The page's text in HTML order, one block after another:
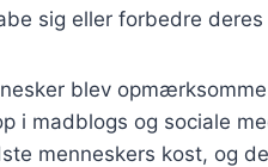
sig eller forbedre deres
blev
i madblogs og sociale
menneskers kost, og